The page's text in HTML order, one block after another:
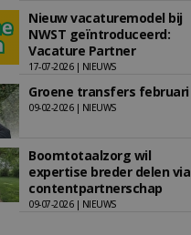
Nieuw vacaturemodel bij
NWST geïntroduceerd:
Vacature Partner
17-07-2026 | NIEUWS
Groene transfers februari
09-02-2026 | NIEUWS
Boomtotaalzorg wil
expertise breder delen via
contentpartnerschap
09-07-2026 | NIEUWS